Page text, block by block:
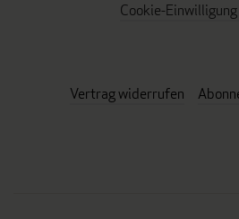
Cookie-
Vertrag widerrufen